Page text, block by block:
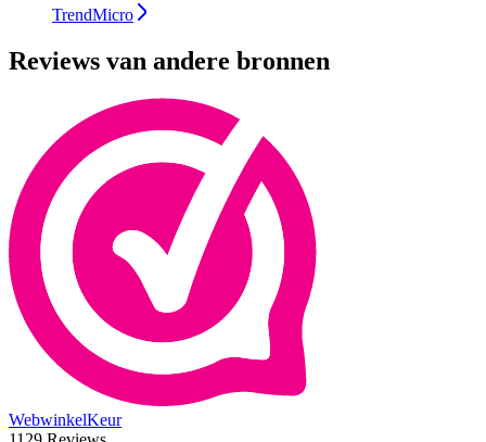
TrendMicro
Reviews van andere bronnen
WebwinkelKeur